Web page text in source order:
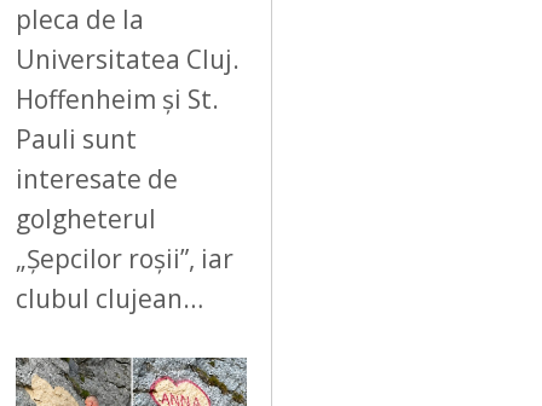
pleca de la
Universitatea Cluj.
Hoffenheim și St.
Pauli sunt
interesate de
golgheterul
„Șepcilor roșii”, iar
clubul clujean…